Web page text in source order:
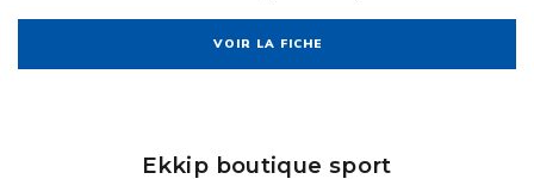
VOIR LA FICHE
Ekkip boutique sport